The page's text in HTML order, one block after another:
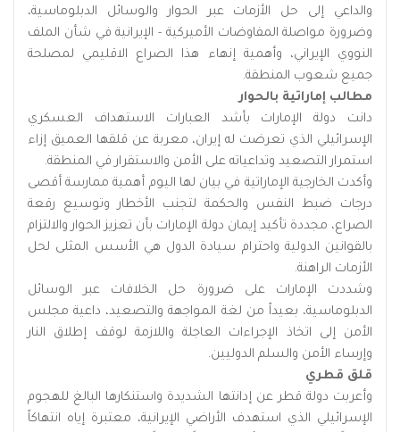
والداعي إلى حل الأزمات عبر الحوار والوسائل الدبلوماسية،
وضرورة مواصلة المفاوضات الأميركية - الإيرانية في شأن الملف
النووي الإيراني، وأهمية إنهاء هذا الصراع الاقليمي لمصلحة
جميع شعوب المنطقة.
مطالب إماراتية بالحوار
دانت دولة الإمارات بأشد العبارات الاستهداف العسكري
الإسرائيلي الذي تعرضت له إيران، معربة عن قلقها العميق إزاء
استمرار التصعيد وتداعياته على الأمن والاستقرار في المنطقة.
وأكدت الخارجية الإماراتية في بيان لها اليوم أهمية ممارسة أقصى
درجات ضبط النفس والحكمة لتجنب الأخطار وتوسيع رقعة
الصراع، مجددة تأكيد إيمان دولة الإمارات بأن تعزيز الحوار والالتزام
بالقوانين الدولية واحترام سيادة الدول هي الأسس المثلى لحل
الأزمات الراهنة.
وشددت الإمارات على ضرورة حل الخلافات عبر الوسائل
الدبلوماسية، بعيداً من لغة المواجهة والتصعيد، داعية مجلس
الأمن إلى اتخاذ الإجراءات العاجلة واللازمة لوقف إطلاق النار
وإرساء الأمن والسلم الدوليين.
قلق قطري
وأعربت دولة قطر عن إدانتها الشديدة واستنكارها البالغ للهجوم
الإسرائيلي الذي استهدف الأراضي الإيرانية، معتبرة إياه انتهاكاً